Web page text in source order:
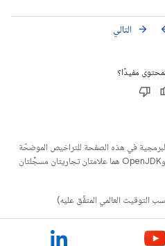
التالي arrow_forward
مفيدًا؟
في هذه الصفحة للتراخيص الموضحّة
. إنّ Java وOpenJDK هما علامتان تجاريتان مسجَّلتان